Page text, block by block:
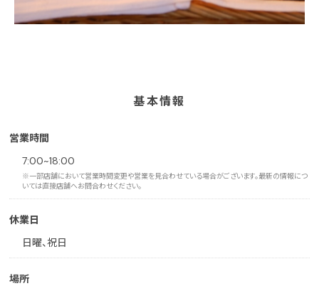
基本情報
営業時間
7:00~18:00
※一部店舗において営業時間変更や営業を見合わせている場合がございます。最新の情報につ
いては直接店舗へお問合わせください。
休業日
日曜、祝日
場所